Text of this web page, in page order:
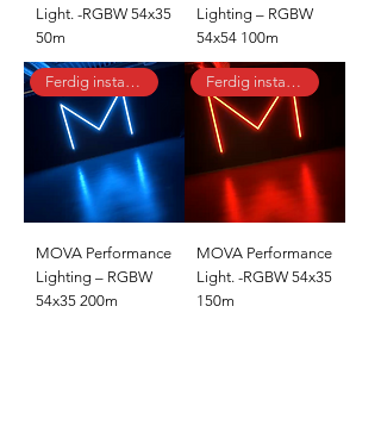
Light. -RGBW 54x35
50m
Lighting – RGBW
54x54 100m
Ferdig installert
MOVA Performance
Lighting – RGBW
54x35 200m
Ferdig installert
MOVA Performance
Light. -RGBW 54x35
150m